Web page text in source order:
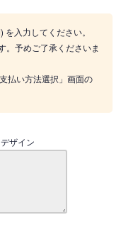
入力してください。
。予めご了承くださいま
払い方法選択」画面の
ザイン